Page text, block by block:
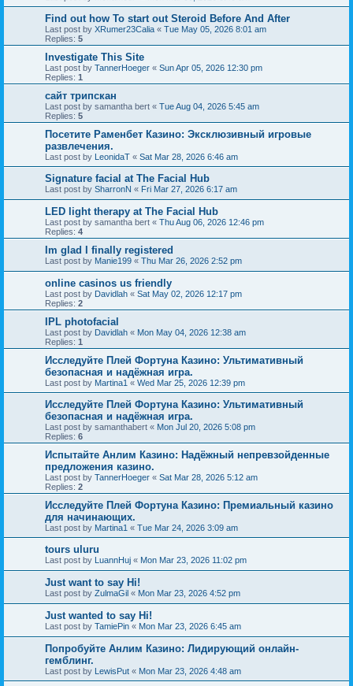
Find out how To start out Steroid Before And After
Last post by XRumer23Calia « Tue May 05, 2026 8:01 am
Replies: 5
Investigate This Site
Last post by TannerHoeger « Sun Apr 05, 2026 12:30 pm
Replies: 1
сайт трипскан
Last post by samantha bert « Tue Aug 04, 2026 5:45 am
Replies: 5
Посетите Раменбет Казино: Эксклюзивный игровые
развлечения.
Last post by LeonidaT « Sat Mar 28, 2026 6:46 am
Signature facial at The Facial Hub
Last post by SharronN « Fri Mar 27, 2026 6:17 am
LED light therapy at The Facial Hub
Last post by samantha bert « Thu Aug 06, 2026 12:46 pm
Replies: 4
Im glad I finally registered
Last post by Manie199 « Thu Mar 26, 2026 2:52 pm
online casinos us friendly
Last post by Davidlah « Sat May 02, 2026 12:17 pm
Replies: 2
IPL photofacial
Last post by Davidlah « Mon May 04, 2026 12:38 am
Replies: 1
Исследуйте Плей Фортуна Казино: Ультимативный
безопасная и надёжная игра.
Last post by Martina1 « Wed Mar 25, 2026 12:39 pm
Исследуйте Плей Фортуна Казино: Ультимативный
безопасная и надёжная игра.
Last post by samanthabert « Mon Jul 20, 2026 5:08 pm
Replies: 6
Испытайте Анлим Казино: Надёжный непревзойденные
предложения казино.
Last post by TannerHoeger « Sat Mar 28, 2026 5:12 am
Replies: 2
Исследуйте Плей Фортуна Казино: Премиальный казино
для начинающих.
Last post by Martina1 « Tue Mar 24, 2026 3:09 am
tours uluru
Last post by LuannHuj « Mon Mar 23, 2026 11:02 pm
Just want to say Hi!
Last post by ZulmaGil « Mon Mar 23, 2026 4:52 pm
Just wanted to say Hi!
Last post by TamiePin « Mon Mar 23, 2026 6:45 am
Попробуйте Анлим Казино: Лидирующий онлайн-
гемблинг.
Last post by LewisPut « Mon Mar 23, 2026 4:48 am